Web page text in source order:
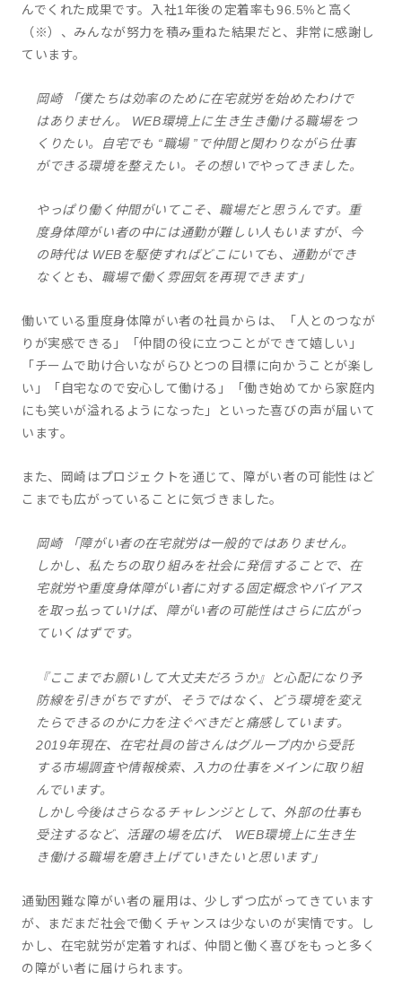
んでくれた成果です。入社1年後の定着率も96.5%と高く
（※）、みんなが努力を積み重ねた結果だと、非常に感謝し
ています。
岡崎 「僕たちは効率のために在宅就労を始めたわけで
はありません。 WEB環境上に生き生き働ける職場をつ
くりたい。自宅でも “職場 ”で仲間と関わりながら仕事
ができる環境を整えたい。その想いでやってきました。
やっぱり働く仲間がいてこそ、職場だと思うんです。重
度身体障がい者の中には通勤が難しい人もいますが、今
の時代は WEBを駆使すればどこにいても、通勤ができ
なくとも、職場で働く雰囲気を再現できます」
働いている重度身体障がい者の社員からは、「人とのつなが
りが実感できる」「仲間の役に立つことができて嬉しい」
「チームで助け合いながらひとつの目標に向かうことが楽し
い」「自宅なので安心して働ける」「働き始めてから家庭内
にも笑いが溢れるようになった」といった喜びの声が届いて
います。
また、岡崎はプロジェクトを通じて、障がい者の可能性はど
こまでも広がっていることに気づきました。
岡崎 「障がい者の在宅就労は一般的ではありません。
しかし、私たちの取り組みを社会に発信することで、在
宅就労や重度身体障がい者に対する固定概念やバイアス
を取っ払っていけば、障がい者の可能性はさらに広がっ
ていくはずです。
『ここまでお願いして大丈夫だろうか』と心配になり予
防線を引きがちですが、そうではなく、どう環境を変え
たらできるのかに力を注ぐべきだと痛感しています。
2019年現在、在宅社員の皆さんはグループ内から受託
する市場調査や情報検索、入力の仕事をメインに取り組
んでいます。
しかし今後はさらなるチャレンジとして、外部の仕事も
受注するなど、活躍の場を広げ、 WEB環境上に生き生
き働ける職場を磨き上げていきたいと思います」
通勤困難な障がい者の雇用は、少しずつ広がってきています
が、まだまだ社会で働くチャンスは少ないのが実情です。し
かし、在宅就労が定着すれば、仲間と働く喜びをもっと多く
の障がい者に届けられます。